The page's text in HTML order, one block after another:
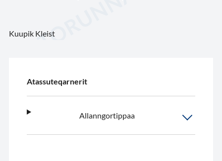
Kuupik Kleist
Atassuteqarnerit
Allanngortippaa